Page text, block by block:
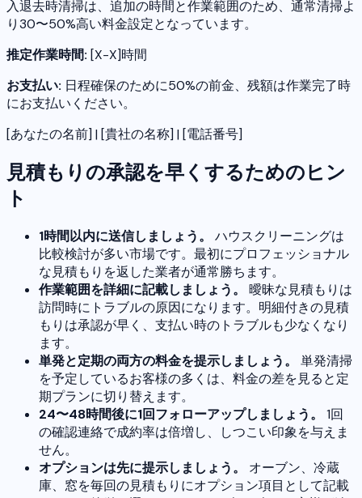
入退去時清掃は、追加の時間と作業範囲のため、通常清掃よ
り30〜50%高い料金設定となっています。
推定作業時間: [X-X]時間
お支払い: 日程確保のために50%の前金、残額は作業完了時
にお支払いください。
[あなたの名前] | [貴社の名称] | [電話番号]
見積もりの承認を早くするためのヒン
ト
1時間以内に送信しましょう。
ハウスクリーニングは
比較検討が多い市場です。最初にプロフェッショナル
な見積もりを返した業者が通常勝ちます。
作業範囲を詳細に記載しましょう。
曖昧な見積もりは
訪問時にトラブルの原因になります。明細付きの見積
もりは承認が早く、支払い時のトラブルも少なくなり
ます。
単発と定期の両方の料金を提示しましょう。
単発清掃
を予定しているお客様の多くは、料金の差を見ると定
期プランに切り替えます。
24〜48時間後に1回フォローアップしましょう。
1回
の確認連絡で成約率は倍増し、しつこい印象を与えま
せん。
オプションは先に提示しましょう。
オーブン、冷蔵
庫、窓を毎回の見積もりにオプション項目として記載